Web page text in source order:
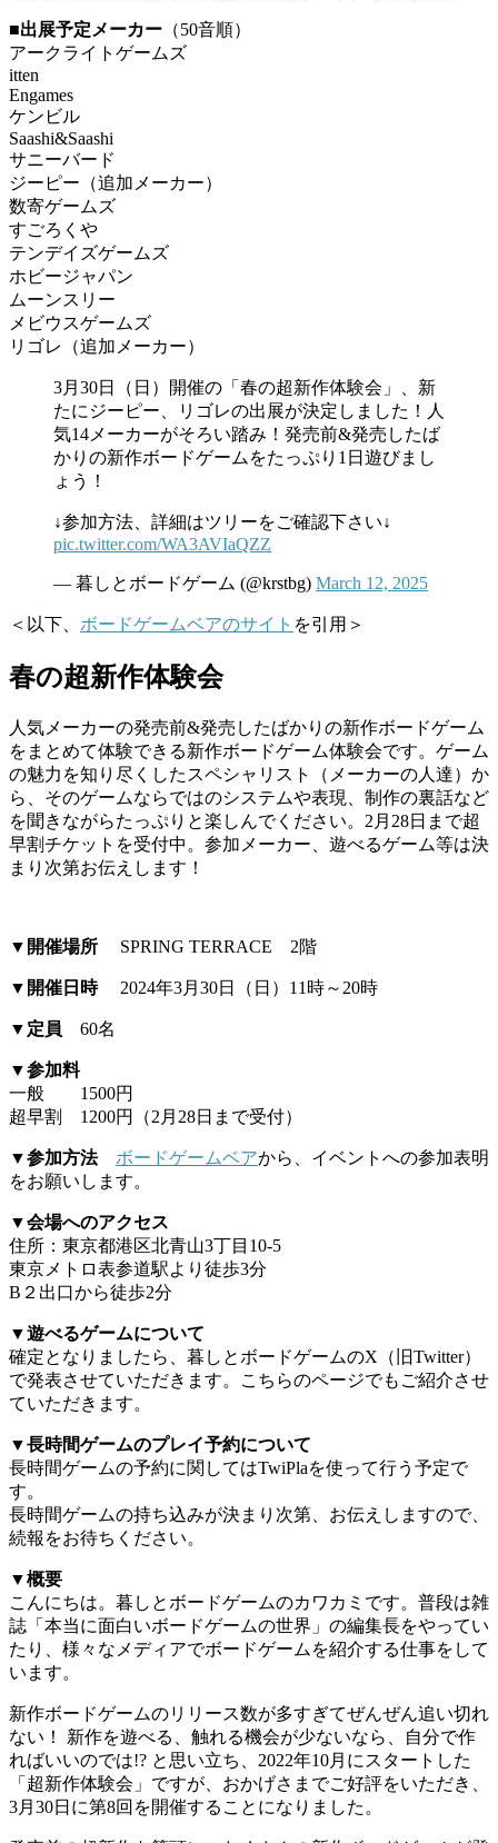
■出展予定メーカー （50音順）
アークライトゲームズ
itten
Engames
ケンビル
Saashi&Saashi
サニーバード
ジーピー（追加メーカー）
数寄ゲームズ
すごろくや
テンデイズゲームズ
ホビージャパン
ムーンスリー
メビウスゲームズ
リゴレ（追加メーカー）
3月30日（日）開催の「春の超新作体験会」、新
たにジーピー、リゴレの出展が決定しました！人
気14メーカーがそろい踏み！発売前&発売したば
かりの新作ボードゲームをたっぷり1日遊びまし
ょう！
↓参加方法、詳細はツリーをご確認下さい↓
pic.twitter.com/WA3AVIaQZZ
— 暮しとボードゲーム (@krstbg) March 12, 2025
＜以下、 ボードゲームベアのサイト を引用＞
春の超新作体験会
人気メーカーの発売前&発売したばかりの新作ボードゲーム
をまとめて体験できる新作ボードゲーム体験会です。ゲーム
の魅力を知り尽くしたスペシャリスト（メーカーの人達）か
ら、そのゲームならではのシステムや表現、制作の裏話など
を聞きながらたっぷりと楽しんでください。2月28日まで超
早割チケットを受付中。参加メーカー、遊べるゲーム等は決
まり次第お伝えします！
▼開催場所 SPRING TERRACE 2階
▼開催日時2024年3月30日（日）11時～20時
▼定員 60名
▼参加料
一般 1500円
超早割 1200円（2月28日まで受付）
▼参加方法 ボードゲームベアから、イベントへの参加表明
をお願いします。
▼会場へのアクセス
住所：東京都港区北青山3丁目10-5
東京メトロ表参道駅より徒歩3分
B２出口から徒歩2分
▼遊べるゲームについて
確定となりましたら、暮しとボードゲームのX（旧Twitter）
で発表させていただきます。こちらのページでもご紹介させ
ていただきます。
▼長時間ゲームのプレイ予約について
長時間ゲームの予約に関してはTwiPlaを使って行う予定で
す。
長時間ゲームの持ち込みが決まり次第、お伝えしますので、
続報をお待ちください。
▼概要
こんにちは。暮しとボードゲームのカワカミです。普段は雑
誌「本当に面白いボードゲームの世界」の編集長をやってい
たり、様々なメディアでボードゲームを紹介する仕事をして
います。
新作ボードゲームのリリース数が多すぎてぜんぜん追い切れ
ない！ 新作を遊べる、触れる機会が少ないなら、自分で作
ればいいのでは!? と思い立ち、2022年10月にスタートした
「超新作体験会」ですが、おかげさまでご好評をいただき、
3月30日に第8回を開催することになりました。